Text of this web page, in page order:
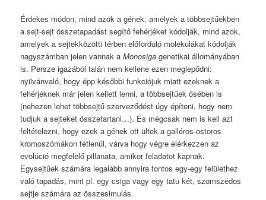
Érdekes módon, mind azok a gének, amelyek a többsejtűekben
a sejt-sejt összetapadást segítő fehérjéket kódolják, mind azok,
amelyek a sejtekközötti térben előforduló molekulákat kódolják
nagyszámban jelen vannak aMonosiga genetikai állományában
is. Persze igazából talán nem kellene ezen meglepődni:
nyilvánvaló, hogy épp későbbi funkciójuk miatt ezeknek a
fehérjéknek már jelen kellett lenni, a többsejtűek ősében is
(nehezen lehet többsejtű szerveződést úgy építeni, hogy nem
tudjuk a sejteket összetartani…). És mégcsak nem is kell azt
feltételezni, hogy ezek a gének ott ültek a galléros-ostoros
kromoszómákon tétlenül, várva hogy végre elérkezzen az
evolúció megfelelő pillanata, amikor feladatot kapnak.
Egysejtűek számára legalább annyira fontos egy-egy felülethez
való tapadás, mint pl. egy csiga vagy egy tatu két, szomszédos
sejtje számára az összesimulás.